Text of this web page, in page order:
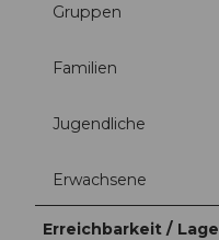
Gruppen
Familien
Jugendliche
Erwachsene
Erreichbarkeit / Lage